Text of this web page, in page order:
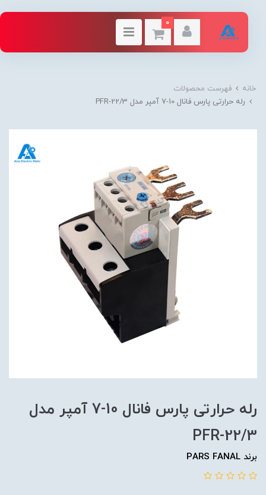
0
خانه
فهرست محصولات
رله حرارتی پارس فانال 10-7 آمپر مدل PFR-22/3
رله حرارتی پارس فانال 10-7 آمپر مدل
PFR-22/3
برند PARS FANAL